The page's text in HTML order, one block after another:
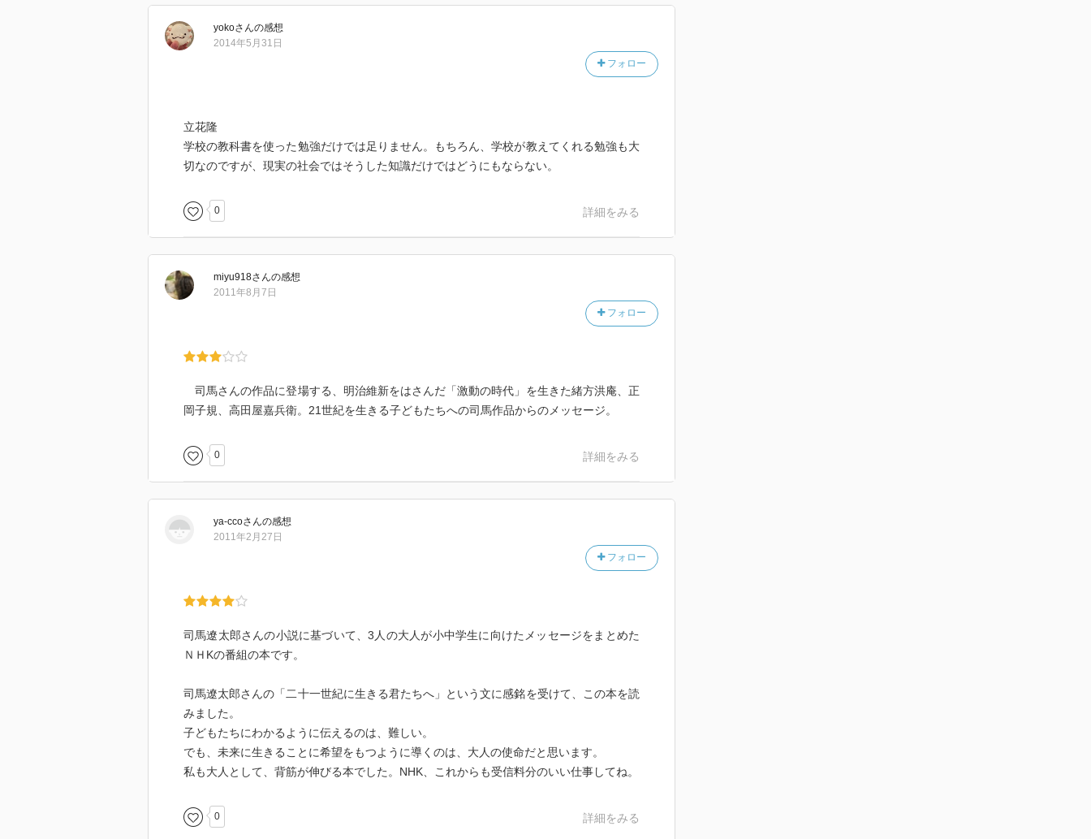
yokoさんの感想
フォロー
2014年5月31日
立花隆
学校の教科書を使った勉強だけでは足りません。もちろん、学校が教えてくれる勉強も大
切なのですが、現実の社会ではそうした知識だけではどうにもならない。
0 詳細をみる
miyu918さんの感想
フォロー
2011年8月7日
司馬さんの作品に登場する、明治維新をはさんだ「激動の時代」を生きた緒方洪庵、正
岡子規、高田屋嘉兵衛。21世紀を生きる子どもたちへの司馬作品からのメッセージ。
0 詳細をみる
ya-ccoさんの感想
フォロー
2011年2月27日
司馬遼太郎さんの小説に基づいて、3人の大人が小中学生に向けたメッセージをまとめた
ＮＨKの番組の本です。
司馬遼太郎さんの「二十一世紀に生きる君たちへ」という文に感銘を受けて、この本を読
みました。
子どもたちにわかるように伝えるのは、難しい。
でも、未来に生きることに希望をもつように導くのは、大人の使命だと思います。
私も大人として、背筋が伸びる本でした。NHK、これからも受信料分のいい仕事してね。
0 詳細をみる